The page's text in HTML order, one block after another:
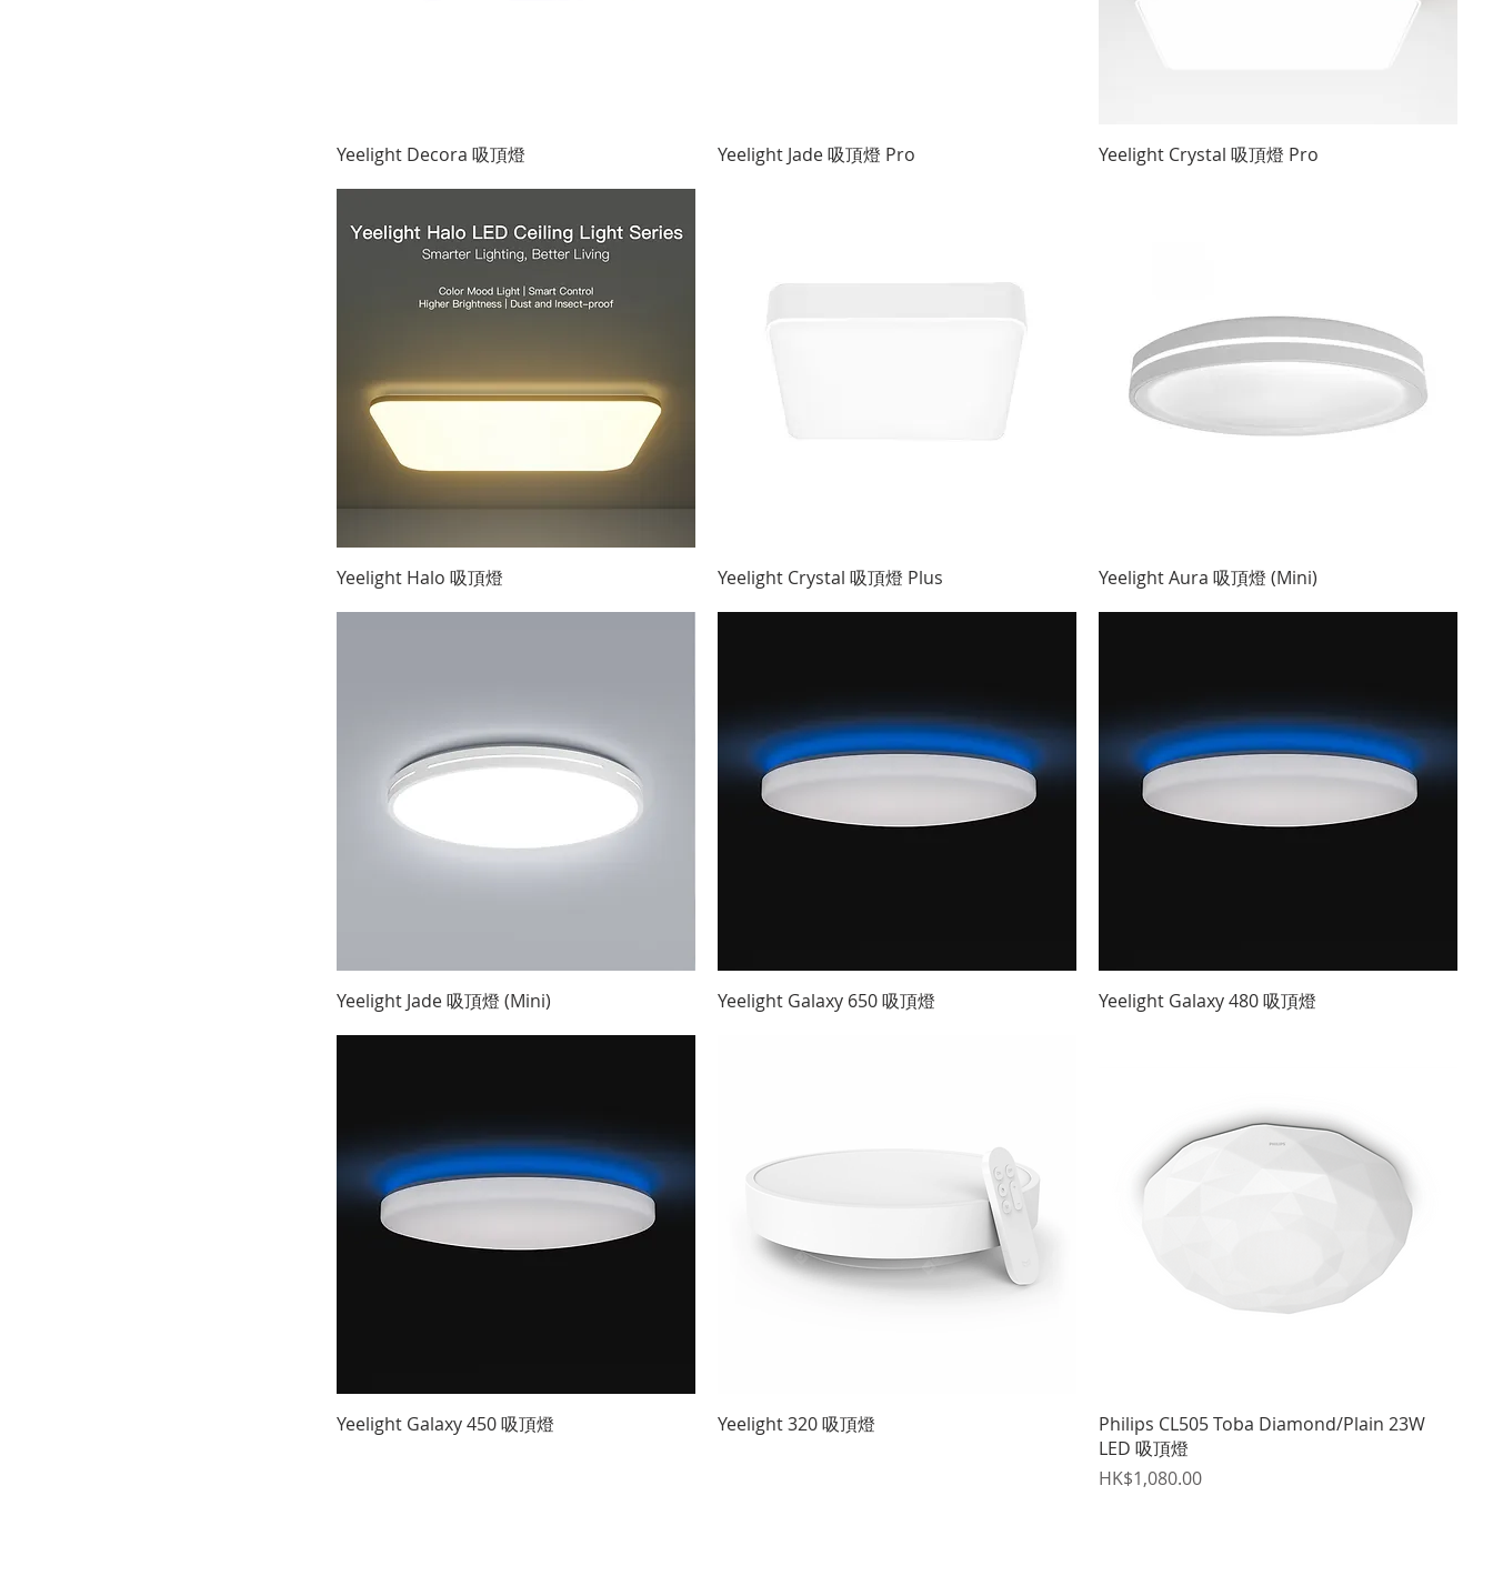
快速瀏覽
Yeelight Decora 吸頂燈 快速瀏覽
Yeelight Jade 吸頂燈 Pro 快速瀏覽
Yeelight Crystal 吸頂燈 Pro
快速瀏覽
Yeelight Halo 吸頂燈 快速瀏覽
Yeelight Crystal 吸頂燈 Plus 快速瀏覽
Yeelight Aura 吸頂燈 (Mini)
快速瀏覽
Yeelight Jade 吸頂燈 (Mini) 快速瀏覽
Yeelight Galaxy 650 吸頂燈 快速瀏覽
Yeelight Galaxy 480 吸頂燈
快速瀏覽
Yeelight Galaxy 450 吸頂燈 快速瀏覽
Yeelight 320 吸頂燈 快速瀏覽
Philips CL505 Toba Diamond/Plain 23W
LED 吸頂燈
價格
HK$1,080.00